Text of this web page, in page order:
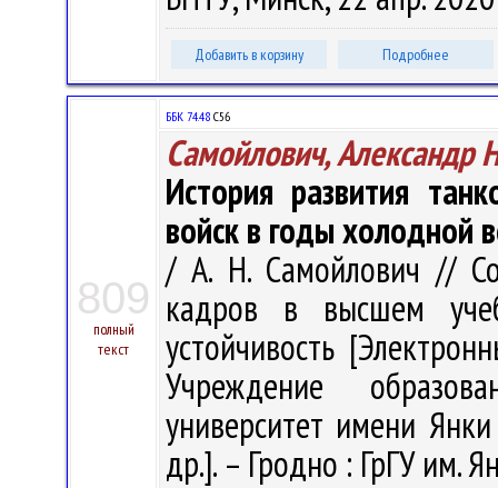
Добавить в корзину Подробнее
809
полный
текст
ББК 74.48 С56
Самойлович, Александр
История развития
войск в годы холодной
/ А. Н. Самойлович //
кадров в высшем
устойчивость
Учреждение
университет имени
др.]. – Гродно : ГрГУ им.